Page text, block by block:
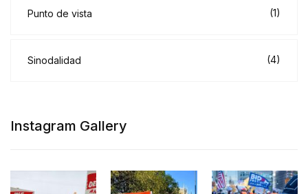
Punto de vista (1)
Sinodalidad (4)
Instagram Gallery